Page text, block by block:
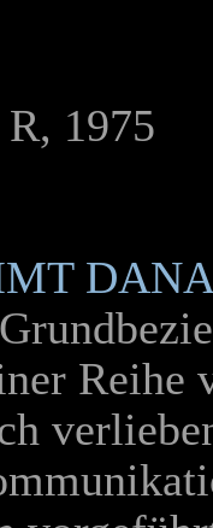
1975
Reihe